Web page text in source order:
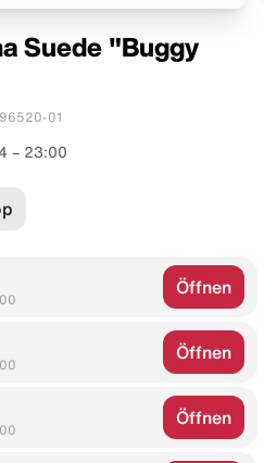
Suede "Buggy
01
– 23:00
Öffnen
Öffnen
Öffnen